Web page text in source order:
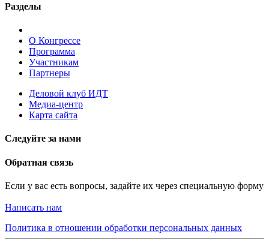
Разделы
О Конгрессе
Программа
Участникам
Партнеры
Деловой клуб ИДТ
Медиа-центр
Карта сайта
Следуйте за нами
Обратная связь
Если у вас есть вопросы, задайте их через специальную форму
Написать нам
Политика в отношении обработки персональных данных